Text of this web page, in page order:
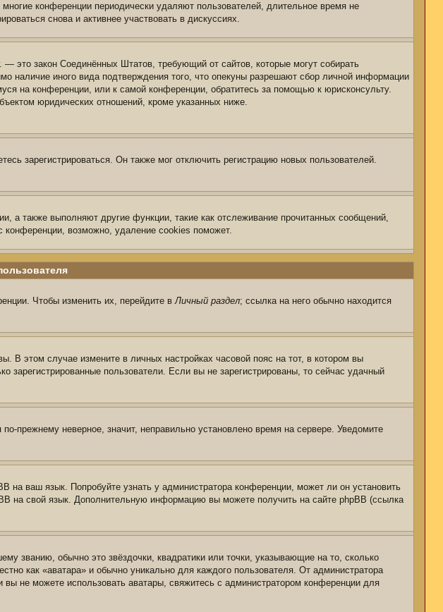
конференции периодически удаляют пользователей, длительное время не
снова и активнее участвовать в дискуссиях.
это закон Соединённых Штатов, требующий от сайтов, которые могут собирать
наличие иного вида подтверждения того, что опекуны разрешают сбор личной информации
на конференции, или к самой конференции, обратитесь за помощью к юрисконсульту.
юридических отношений, кроме указанных ниже.
зарегистрироваться. Он также мог отключить регистрацию новых пользователей.
а также выполняют другие функции, такие как отслеживание прочитанных сообщений,
возможно, удаление cookies поможет.
Чтобы изменить их, перейдите вЛичный раздел; ссылка на него обычно находится
В этом случае измените в личных настройках часовой пояс на тот, в котором вы
зарегистрированные пользователи. Если вы не зарегистрированы, то сейчас удачный
прежнему неверное, значит, неправильно установлено время на сервере. Уведомите
на ваш язык. Попробуйте узнать у администратора конференции, может ли он установить
на свой язык. Дополнительную информацию вы можете получить на сайте phpBB (ссылка
званию, обычно это звёздочки, квадратики или точки, указывающие на то, сколько
как «аватара» и обычно уникально для каждого пользователя. От администратора
не можете использовать аватары, свяжитесь с администратором конференции для